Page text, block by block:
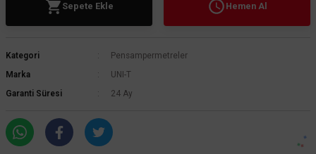
Sepete Ekle Hemen Al
Kategori
Pensampermetreler
Marka
UNI-T
Garanti Süresi
24 Ay